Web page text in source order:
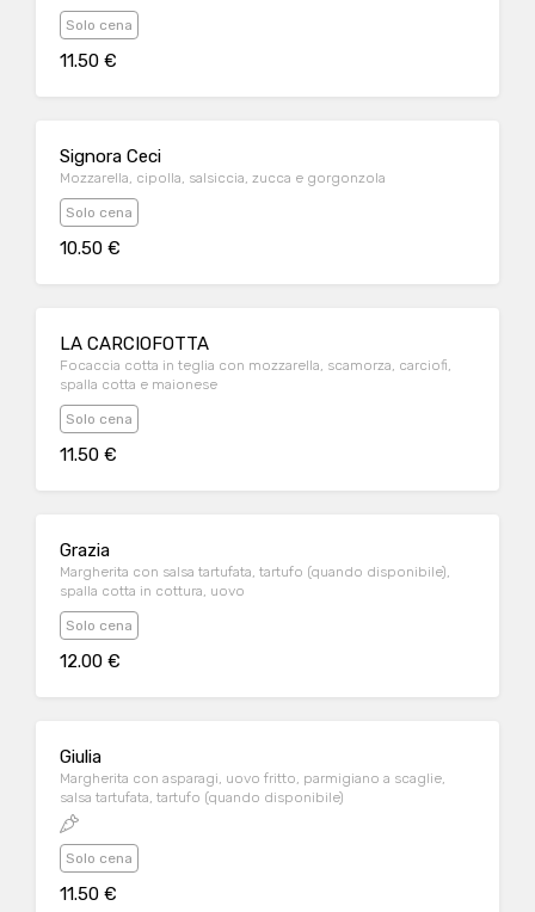
Solo cena
11.50 €
Signora Ceci
Mozzarella, cipolla, salsiccia, zucca e gorgonzola
Solo cena
10.50 €
LA CARCIOFOTTA
Focaccia cotta in teglia con mozzarella, scamorza, carciofi,
spalla cotta e maionese
Solo cena
11.50 €
Grazia
Margherita con salsa tartufata, tartufo (quando disponibile),
spalla cotta in cottura, uovo
Solo cena
12.00 €
Giulia
Margherita con asparagi, uovo fritto, parmigiano a scaglie,
salsa tartufata, tartufo (quando disponibile)
Solo cena
11.50 €